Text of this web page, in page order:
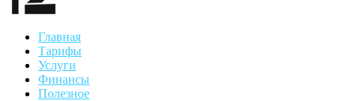
Главная
Тарифы
Услуги
Финансы
Полезное